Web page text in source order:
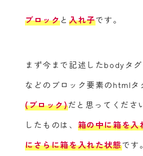
ブロックと入れ子です。
まず今まで記述したbodyタ
などのブロック要素のhtmlタ
(ブロック)だと思ってくださ
したものは、 箱の中に箱を入
にさらに箱を入れた状態です。